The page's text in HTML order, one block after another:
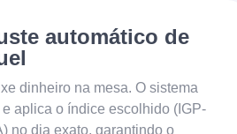
automático de
dinheiro na mesa. O sistema
aplica o índice escolhido (IGP-
no dia exato, garantindo o